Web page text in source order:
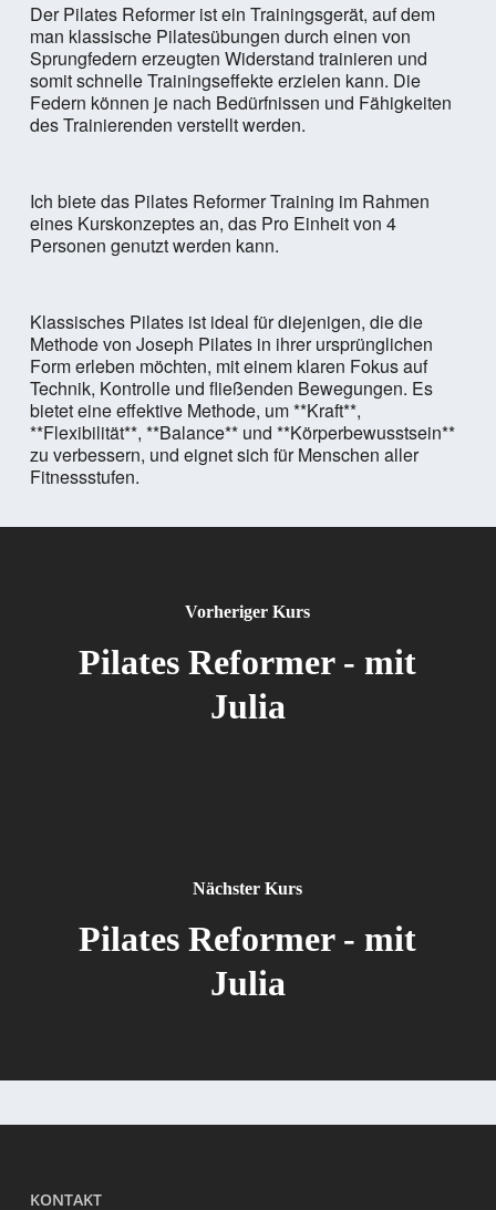
Der Pilates Reformer ist ein Trainingsgerät, auf dem
man klassische Pilatesübungen durch einen von
Sprungfedern erzeugten Widerstand trainieren und
somit schnelle Trainingseffekte erzielen kann. Die
Federn können je nach Bedürfnissen und Fähigkeiten
des Trainierenden verstellt werden.
Ich biete das Pilates Reformer Training im Rahmen
eines Kurskonzeptes an, das Pro Einheit von 4
Personen genutzt werden kann.
Klassisches Pilates ist ideal für diejenigen, die die
Methode von Joseph Pilates in ihrer ursprünglichen
Form erleben möchten, mit einem klaren Fokus auf
Technik, Kontrolle und fließenden Bewegungen. Es
bietet eine effektive Methode, um **Kraft**,
**Flexibilität**, **Balance** und **Körperbewusstsein**
zu verbessern, und eignet sich für Menschen aller
Fitnessstufen.
Vorheriger Kurs
Pilates Reformer - mit
Julia
Nächster Kurs
Pilates Reformer - mit
Julia
KONTAKT